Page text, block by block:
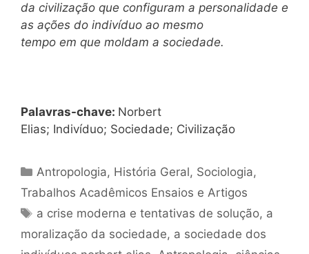
da civilização que configuram a personalidade e
as ações do indivíduo ao mesmo
tempo em que moldam a sociedade.
Palavras-chave: Norbert
Elias; Indivíduo; Sociedade; Civilização
Categorias
Antropologia, História Geral, Sociologia,
Trabalhos Acadêmicos Ensaios e Artigos
Tags
a crise moderna e tentativas de solução, a
moralização da sociedade, a sociedade dos